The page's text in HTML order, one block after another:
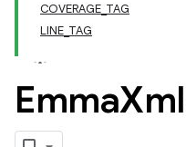
COVERAGE_TAG
LINE_TAG
EmmaXml